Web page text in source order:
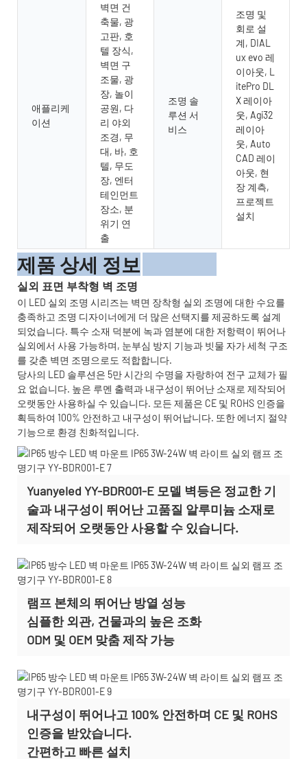
애플리케
이션
벽면 건
축물, 광
고판, 호
텔 장식,
벽면 구
조물, 광
장, 놀이
공원, 다
리 야외
조경, 무
대, 바, 호
텔, 무도
장, 엔터
테인먼트
장소, 분
위기 연
출
조명 솔
루션 서
비스
조명 및
회로 설
계, DIAL
ux evo 레
이아웃, L
itePro DL
X 레이아
웃, Agi32
레이아
웃, Auto
CAD 레이
아웃, 현
장 계측,
프로젝트
설치
제품 상세 정보
실외 표면 부착형 벽 조명
이 LED 실외 조명 시리즈는 벽면 장착형 실외 조명에 대한 수요를
충족하고 조명 디자이너에게 더 많은 선택지를 제공하도록 설계
되었습니다. 특수 소재 덕분에 녹과 염분에 대한 저항력이 뛰어나
실외에서 사용 가능하며, 눈부심 방지 기능과 빗물 자가 세척 구조
를 갖춘 벽면 조명으로도 적합합니다.
당사의 LED 솔루션은 5만 시간의 수명을 자랑하여 전구 교체가 필
요 없습니다. 높은 루멘 출력과 내구성이 뛰어난 소재로 제작되어
오랫동안 사용하실 수 있습니다. 모든 제품은 CE 및 ROHS 인증을
획득하여 100% 안전하고 내구성이 뛰어납니다. 또한 에너지 절약
기능으로 환경 친화적입니다.
Yuanyeled YY-BDR001-E 모델 벽등은 정교한 기
술과 내구성이 뛰어난 고품질 알루미늄 소재로
제작되어 오랫동안 사용할 수 있습니다.
램프 본체의 뛰어난 방열 성능
심플한 외관, 건물과의 높은 조화
ODM 및 OEM 맞춤 제작 가능
내구성이 뛰어나고 100% 안전하며 CE 및 ROHS
인증을 받았습니다.
간편하고 빠른 설치